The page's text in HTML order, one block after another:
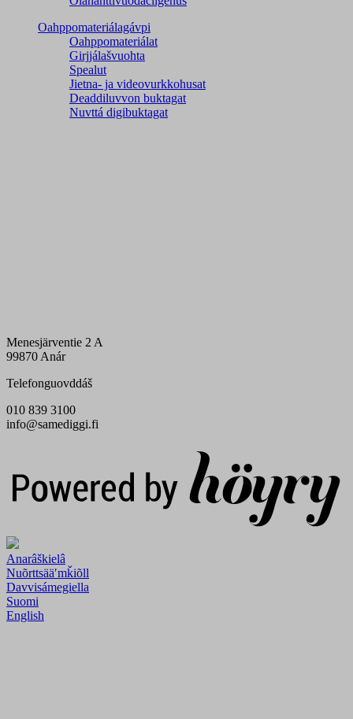
Oahppomateriálagávpi
Oahppomateriálat
Girjjálašvuohta
Spealut
Jietna- ja videovurkkohusat
Deaddiluvvon buktagat
Nuvttá digibuktagat
Menesjärventie 2 A
99870 Anár
Telefonguovddáš
010 839 3100
info@samediggi.fi
Anarâškielâ
Nuõrttsääʹmǩiõll
Davvisámegiella
Suomi
English